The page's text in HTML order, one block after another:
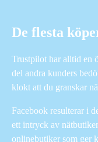
De flesta
Trustpilot har alltid en
del andra kunders
klokt att du granskar
Facebook resulterar i
ett intryck av
onlinebutiker som ger